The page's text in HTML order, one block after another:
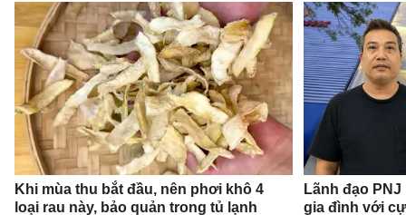
Khi mùa thu bắt đầu, nên phơi khô 4
loại rau này, bảo quản trong tủ lạnh
Lãnh đạo
gia đình với